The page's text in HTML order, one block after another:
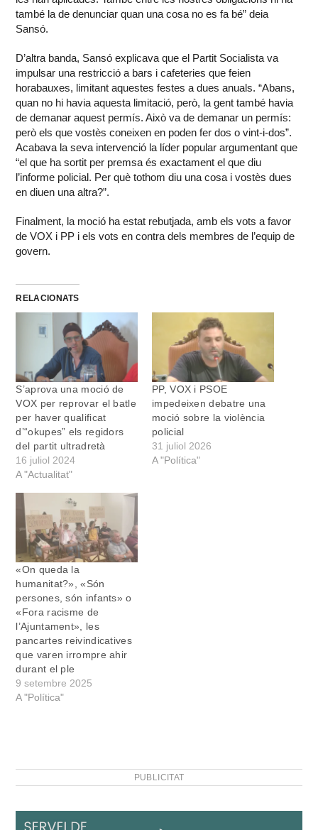
també la de denunciar quan una cosa no es fa bé” deia
Sansó.
D’altra banda, Sansó explicava que el Partit Socialista va
impulsar una restricció a bars i cafeteries que feien
horabauxes, limitant aquestes festes a dues anuals. “Abans,
quan no hi havia aquesta limitació, però, la gent també havia
de demanar aquest permís. Això va de demanar un permís:
però els que vostès coneixen en poden fer dos o vint-i-dos”.
Acabava la seva intervenció la líder popular argumentant que
“el que ha sortit per premsa és exactament el que diu
l’informe policial. Per què tothom diu una cosa i vostès dues
en diuen una altra?”.
Finalment, la moció ha estat rebutjada, amb els vots a favor
de VOX i PP i els vots en contra dels membres de l’equip de
govern.
RELACIONATS
S’aprova una moció de
VOX per reprovar el batle
per haver qualificat
d’“okupes” els regidors
del partit ultradretà
16 juliol 2024
A "Actualitat"
PP, VOX i PSOE
impedeixen debatre una
moció sobre la violència
policial
31 juliol 2026
A "Política"
«On queda la
humanitat?», «Són
persones, són infants» o
«Fora racisme de
l’Ajuntament», les
pancartes reivindicatives
que varen irrompre ahir
durant el ple
9 setembre 2025
A "Política"
PUBLICITAT